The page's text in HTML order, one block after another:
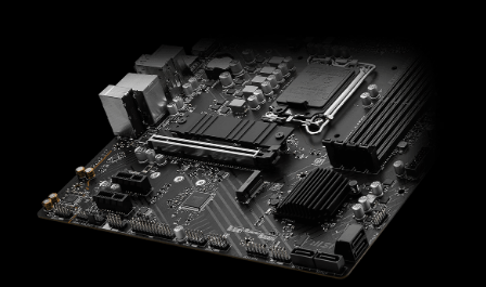
CLICK BIOS 5
รับประโยชน์เพิ่มเติมจาก BIOS ที่กำหนดไว้ล่วงหน้าซึ่ง
ออกแบบมาเพื่อให้ใช้งานง่าย, หรือจะปรับแต่งเมนบอร์ดเพื่อ
ประสิทธิภาพการเล่นเกม เพิ่มประสิทธิผลในการทำงาน หรือโอ
เวอร์คล็อกเพื่อทำสถิติโลก!
ADVANCED MODE